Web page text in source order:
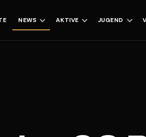
NEWS AKTIVE JUGEND